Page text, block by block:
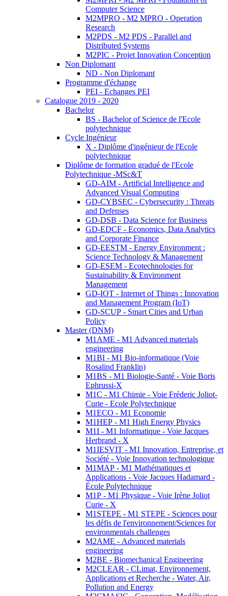
Computer Science
M2MPRO - M2 MPRO - Operation
Research
M2PDS - M2 PDS - Parallel and
Distributed Systems
M2PIC - Projet Innovation Conception
Non Diplomant
ND - Non Diplomant
Programme d'échange
PEI - Echanges PEI
Catalogue 2019 - 2020
Bachelor
BS - Bachelor of Science de l'Ecole
polytechnique
Cycle Ingénieur
X - Diplôme d'ingénieur de l'Ecole
polytechnique
Diplôme de formation gradué de l'Ecole
Polytechnique -MSc&T
GD-AIM - Artificial Intelligence and
Advanced Visual Computing
GD-CYBSEC - Cybersecurity : Threats
and Defenses
GD-DSB - Data Science for Business
GD-EDCF - Economics, Data Analytics
and Corporate Finance
GD-EESTM - Energy Environment :
Science Technology & Management
GD-ESEM - Ecotechnologies for
Sustainability & Environment
Management
GD-IOT - Internet of Things : Innovation
and Management Program (IoT)
GD-SCUP - Smart Cities and Urban
Policy
Master (DNM)
M1AME - M1 Advanced materials
engineering
M1BI - M1 Bio-informatique (Voie
Rosalind Franklin)
M1BS - M1 Biologie-Santé - Voie Boris
Ephrussi-X
M1C - M1 Chimie - Voie Fréderic Joliot-
Curie - Ecole Polytechnique
M1ECO - M1 Economie
M1HEP - M1 High Energy Physics
M1I - M1 Informatique - Voie Jacques
Herbrand - X
M1IESVIT - M1 Innovation, Entreprise, et
Société - Voie Innovation technologique
M1MAP - M1 Mathématiques et
Applications - Voie Jacques Hadamard -
École Polytechnique
M1P - M1 Physique - Voie Irène Joliot
Curie - X
M1STEPE - M1 STEPE - Sciences pour
les défis de l'environnement/Sciences for
environmentals challenges
M2AME - Advanced materials
engineering
M2BE - Biomechanical Engineering
M2CLEAR - CLimat, Environnement,
Applications et Recherche - Water, Air,
Pollution and Energy